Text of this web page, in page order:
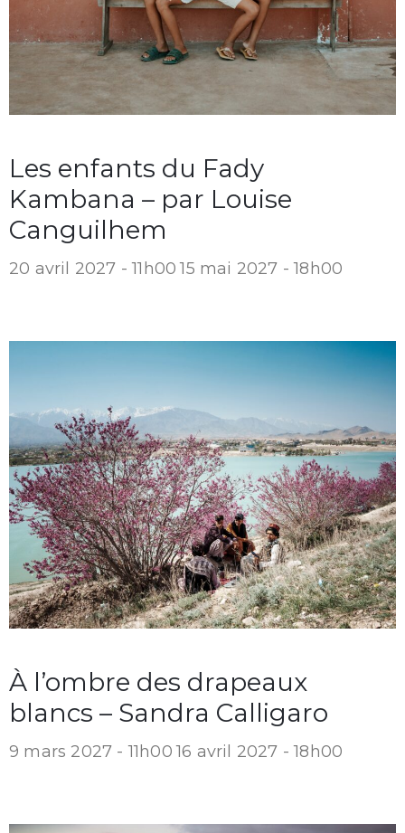
Les enfants du Fady
Kambana – par Louise
Canguilhem
20 avril 2027 - 11h00 15 mai 2027 - 18h00
À l’ombre des drapeaux
blancs – Sandra Calligaro
9 mars 2027 - 11h00 16 avril 2027 - 18h00